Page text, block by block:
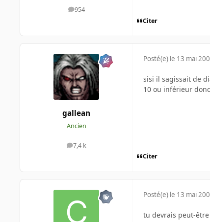
954
messages
Citer
gallean
Ancien
7,4 k
messages
Posté(e) le 13 mai
sisi il sagissait de
10 ou inférieur
Citer
Posté(e) le 13 mai
tu devrais peut-